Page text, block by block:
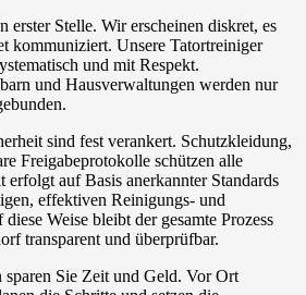
erster Stelle. Wir erscheinen diskret, es
kommuniziert. Unsere Tatortreiniger
und mit Respekt.
und Hausverwaltungen werden nur
sind fest verankert. Schutzkleidung,
Freigabeprotokolle schützen alle
auf Basis anerkannter Standards
effektiven Reinigungs- und
Weise bleibt der gesamte Prozess
transparent und überprüfbar.
Sie Zeit und Geld. Vor Ort